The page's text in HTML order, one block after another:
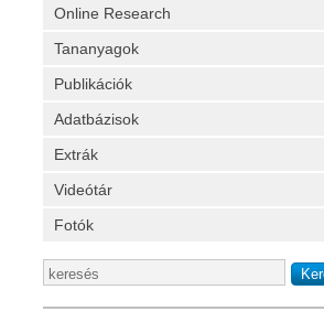
Online Research
Tananyagok
Publikációk
Adatbázisok
Extrák
Videótár
Fotók